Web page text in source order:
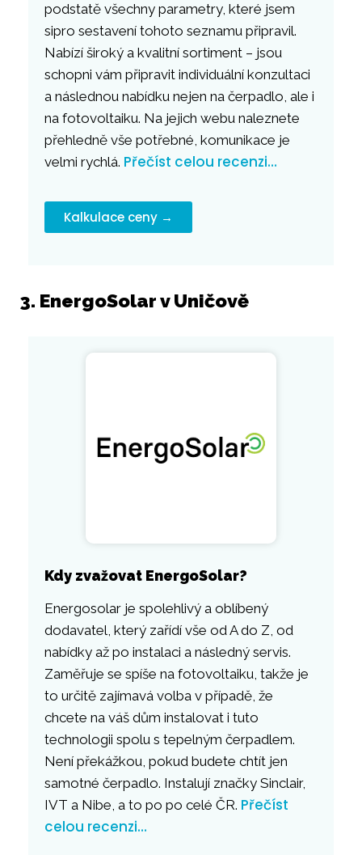
podstatě všechny parametry, které jsem
sipro sestavení tohoto seznamu připravil.
Nabízí široký a kvalitní sortiment – jsou
schopni vám připravit individuální konzultaci
a následnou nabídku nejen na čerpadlo, ale i
na fotovoltaiku. Na jejich webu naleznete
přehledně vše potřebné, komunikace je
velmi rychlá. Přečíst celou recenzi…
Kalkulace ceny →
3. EnergoSolar v Uničově
Kdy zvažovat EnergoSolar?
Energosolar je spolehlivý a oblíbený
dodavatel, který zařídí vše od A do Z, od
nabídky až po instalaci a následný servis.
Zaměřuje se spíše na fotovoltaiku, takže je
to určitě zajímavá volba v případě, že
chcete na váš dům instalovat i tuto
technologii spolu s tepelným čerpadlem.
Není překážkou, pokud budete chtít jen
samotné čerpadlo. Instalují značky Sinclair,
IVT a Nibe, a to po po celé ČR. Přečíst
celou recenzi…